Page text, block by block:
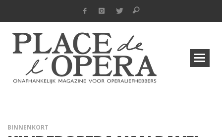
BINNENKORT